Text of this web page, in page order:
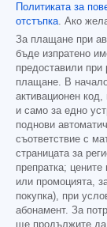
Политиката за
отстъпка. Ако
За плащане при
бъде изпратено
предоставили при
плащане. В
активационен
и само за едно
поднови
съответствие с
страницата за
препратка;
или промоцията,
покупка), при
абонамент. За
ще продължите да